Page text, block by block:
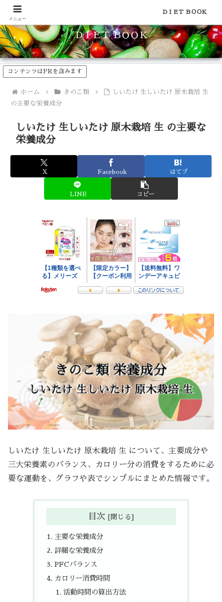
食品のカロリーや糖質などの栄養素がわかる！健康やダイエットに
ＤＩＥＴ ＢＯＯＫ
コンテンツはPRを含みます
ホーム きのこ類
しいたけ 生しいたけ 原木栽培 生
の主要な栄養成分
しいたけ 生しいたけ 原木栽培 生 の主要な
栄養成分
X Facebook はてブ
LINE コピー
しいたけ 生しいたけ 原木栽培 生 について、主要成分や
三大栄養素のバランス、カロリー分の消費をするために必
要な運動を、グラフや表でシンプルにまとめた情報です。
目次
主要な栄養成分
詳細な栄養成分
PFCバランス
カロリー消費時間
活動時間の算出方法
メニュー
ＤＩＥＴ ＢＯＯＫ